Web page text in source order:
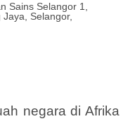
Sains Selangor 1,
Selangor,
negara di Afrika